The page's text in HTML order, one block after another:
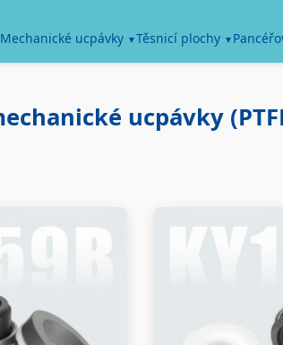
Mechanické ucpávky Těsnicí plochy
ucpávky